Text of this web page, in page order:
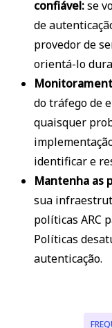
confiável:se
de
provedor de
orientá-lo
do tráfego de
quaisquer
identificar e
Mantenha as
sua
políticas ARC
Políticas
autenticação.